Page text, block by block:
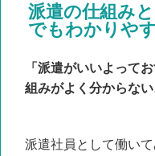
派遣の仕組み
でもわかりや
「派遣がいいよって
組みがよく分からない
派遣社員として働い